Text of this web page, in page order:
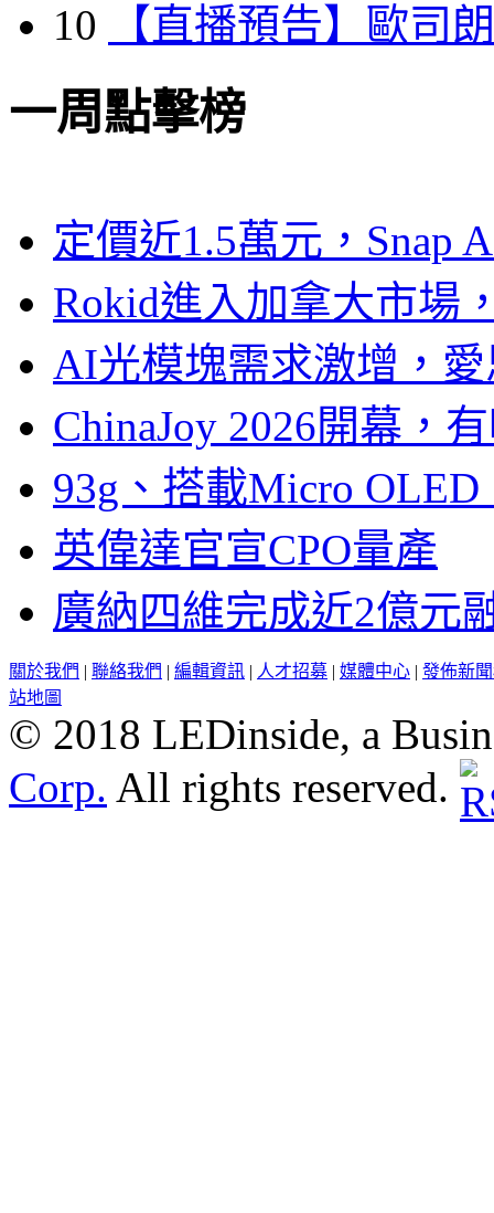
10
【直播預告】歐司
一周點擊榜
定價近1.5萬元，Snap
Rokid進入加拿大市場
AI光模塊需求激增，
ChinaJoy 2026開幕，
93g、搭載Micro
英偉達官宣CPO量產
廣納四維完成近2億元
關於我們 | 聯絡我們 | 編輯資訊 | 人才招募 | 媒體中心 | 發佈新
站地圖
© 2018 LEDinside, a
Corp. All rights reserved.